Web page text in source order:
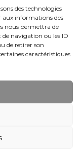
des technologies
aux informations des
nous permettra de
navigation ou les ID
de retirer son
caractéristiques